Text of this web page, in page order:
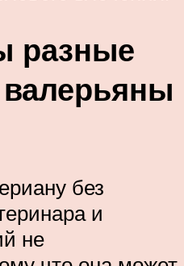
разные
без
и
не